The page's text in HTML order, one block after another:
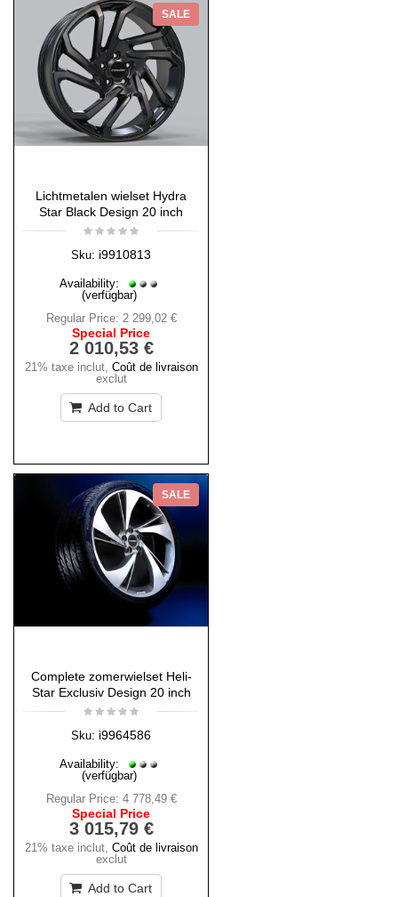
SALE
Lichtmetalen wielset Hydra
Star Black Design 20 inch
Sku: i9910813
Availability:
(verfügbar)
Regular Price: 2 299,02 €
Special Price
2 010,53 €
21% taxe inclut, Coût de livraison
exclut
Add to Cart
SALE
Complete zomerwielset Heli-
Star Exclusiv Design 20 inch
Sku: i9964586
Availability:
(verfügbar)
Regular Price: 4 778,49 €
Special Price
3 015,79 €
21% taxe inclut, Coût de livraison
exclut
Add to Cart